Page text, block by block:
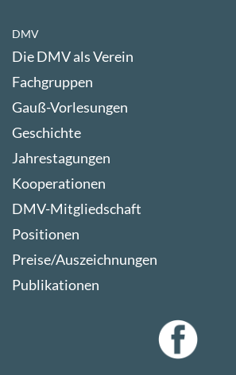
DMV
Die DMV als Verein
Fachgruppen
Gauß-Vorlesungen
Geschichte
Jahrestagungen
Kooperationen
DMV-Mitgliedschaft
Positionen
Preise/Auszeichnungen
Publikationen